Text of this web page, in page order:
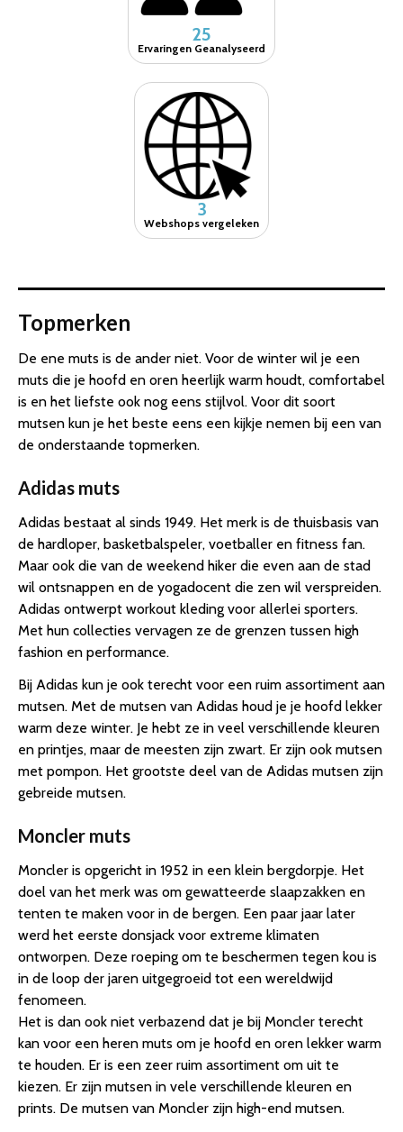
25
Ervaringen Geanalyseerd
3
Webshops vergeleken
Topmerken
De ene muts is de ander niet. Voor de winter wil je een
muts die je hoofd en oren heerlijk warm houdt, comfortabel
is en het liefste ook nog eens stijlvol. Voor dit soort
mutsen kun je het beste eens een kijkje nemen bij een van
de onderstaande topmerken.
Adidas muts
Adidas bestaat al sinds 1949. Het merk is de thuisbasis van
de hardloper, basketbalspeler, voetballer en fitness fan.
Maar ook die van de weekend hiker die even aan de stad
wil ontsnappen en de yogadocent die zen wil verspreiden.
Adidas ontwerpt workout kleding voor allerlei sporters.
Met hun collecties vervagen ze de grenzen tussen high
fashion en performance.
Bij Adidas kun je ook terecht voor een ruim assortiment aan
mutsen. Met de mutsen van Adidas houd je je hoofd lekker
warm deze winter. Je hebt ze in veel verschillende kleuren
en printjes, maar de meesten zijn zwart. Er zijn ook mutsen
met pompon. Het grootste deel van de Adidas mutsen zijn
gebreide mutsen.
Moncler muts
Moncler is opgericht in 1952 in een klein bergdorpje. Het
doel van het merk was om gewatteerde slaapzakken en
tenten te maken voor in de bergen. Een paar jaar later
werd het eerste donsjack voor extreme klimaten
ontworpen. Deze roeping om te beschermen tegen kou is
in de loop der jaren uitgegroeid tot een wereldwijd
fenomeen.
Het is dan ook niet verbazend dat je bij Moncler terecht
kan voor een heren muts om je hoofd en oren lekker warm
te houden. Er is een zeer ruim assortiment om uit te
kiezen. Er zijn mutsen in vele verschillende kleuren en
prints. De mutsen van Moncler zijn high-end mutsen.